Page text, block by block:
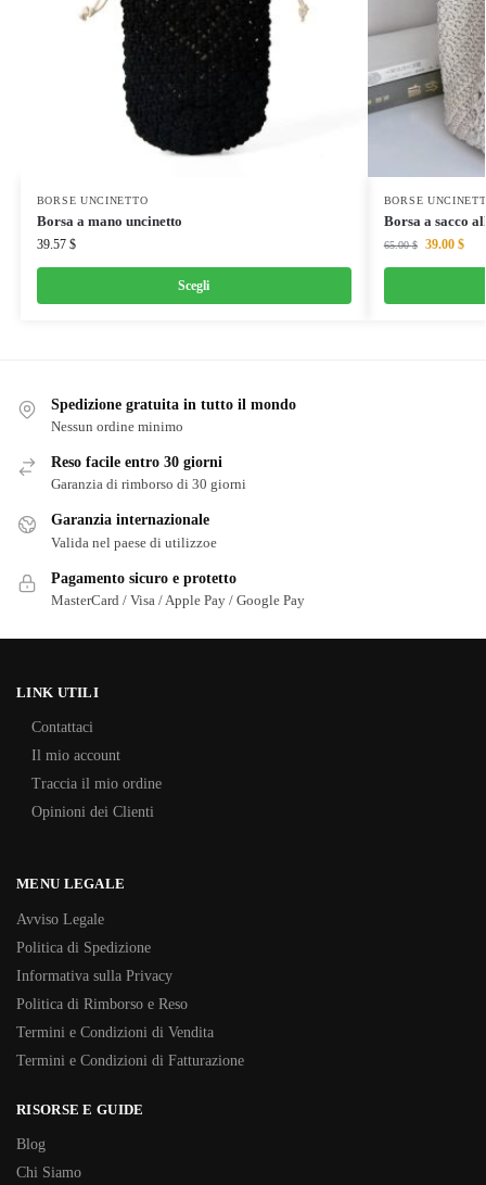
BORSE UNCINETTO
Borsa a mano uncinetto
39.57 $
Scegli
BORSE
Borsa a sacco
65.00$ 39.00 $
Spedizione gratuita in tutto il mondo
Nessun ordine minimo
Reso facile entro 30 giorni
Garanzia di rimborso di 30 giorni
Garanzia internazionale
Valida nel paese di utilizzoe
Pagamento sicuro e protetto
MasterCard / Visa / Apple Pay / Google Pay
LINK UTILI
Contattaci
Il mio account
Traccia il mio ordine
Opinioni dei Clienti
MENU LEGALE
Avviso Legale
Politica di Spedizione
Informativa sulla Privacy
Politica di Rimborso e Reso
Termini e Condizioni di Vendita
Termini e Condizioni di Fatturazione
RISORSE E GUIDE
Blog
Chi Siamo